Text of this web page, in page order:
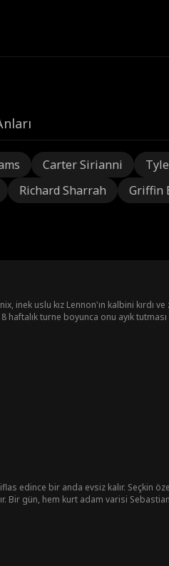
Carter Sirianni
Richard Sharrah Griffin
inek uslu kız Lennon'ın kalbini kırdı
haftalık turne boyunca onu ayık
edince bir anda evsiz kalır. Seçkin
Bir gün, hem kurt adam varisi